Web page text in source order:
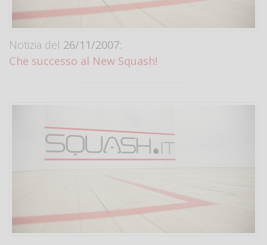
Notizia del 26/11/2007:
Che successo al New Squash!